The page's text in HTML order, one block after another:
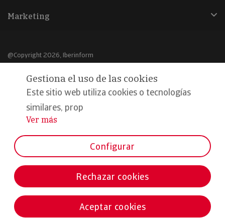
Marketing
@Copyright 2026, Iberinform
Aviso legal
Política de cookies
Declaración de privacidad
Formamos parte de:
Gestiona el uso de las cookies
Este sitio web utiliza cookies o tecnologías
similares, prop
...
Ver más
Configurar
Rechazar cookies
Aceptar cookies